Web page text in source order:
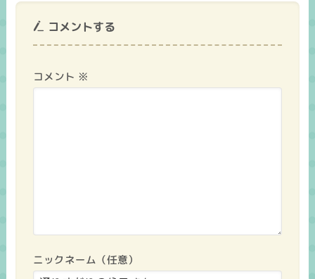
コメントする
コメント ※
ニックネーム（任意）